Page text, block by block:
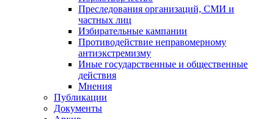
Преследования организаций, СМИ и
частных лиц
Избирательные кампании
Противодействие неправомерному
антиэкстремизму
Иные государственные и общественные
действия
Мнения
Публикации
Документы